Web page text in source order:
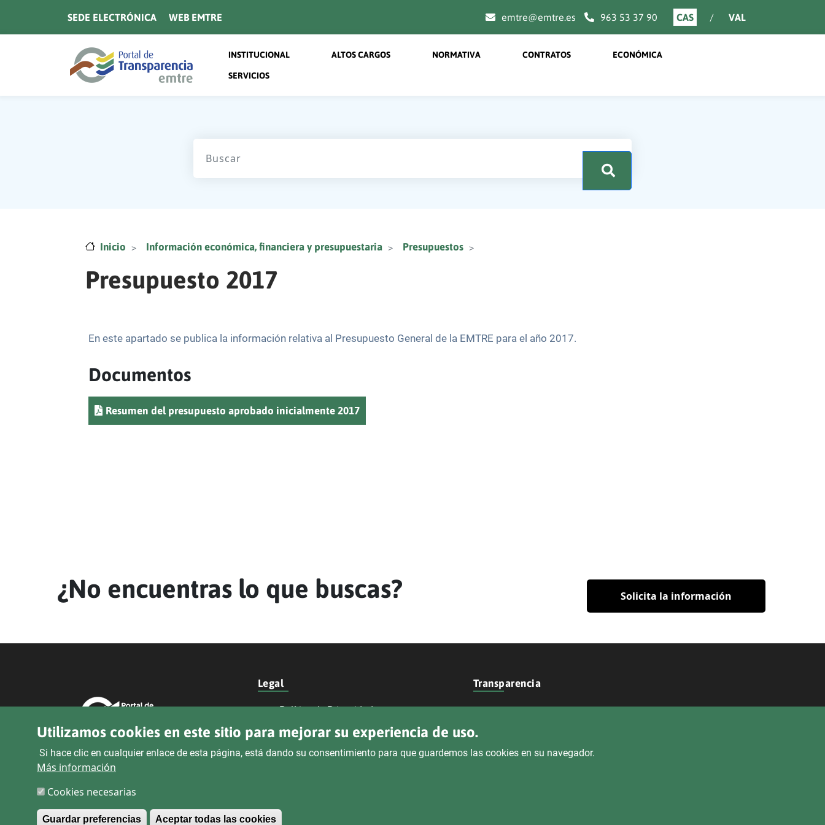
SEDE ELECTRÓNICA WEB EMTRE emtre@emtre.es 963 53 37 90 CAS VAL
Navegacion menu principal
INSTITUCIONAL ALTOS CARGOS NORMATIVA CONTRATOS ECONÓMICA
SERVICIOS
Inicio Información económica, financiera y presupuestaria Presupuestos
Presupuesto 2017
En este apartado se publica la información relativa al Presupuesto General de la EMTRE para el año 2017.
Documentos
Resumen del presupuesto aprobado inicialmente 2017
¿No encuentras lo que buscas? Solicita la información
Legal
Política de Privacidad
Declaración de Accesibilidad
Aviso Legal
Transparencia
Utilizamos cookies en este sitio para mejorar su experiencia de uso.
Si hace clic en cualquier enlace de esta página, está dando su consentimiento para que guardemos las cookies en su navegador.
Más información
Cookies necesarias
Guardar preferencias Aceptar todas las cookies